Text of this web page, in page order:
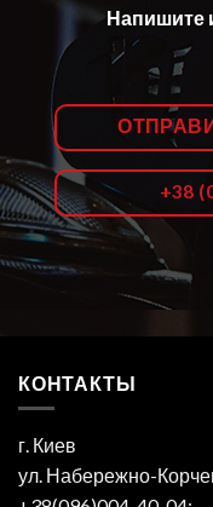
Напишите
+38
КОНТАКТЫ
г. Киев
ул. Набережно-